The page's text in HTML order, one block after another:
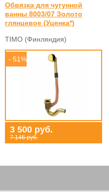
Обвязка для чугунной
ванны 8003/07 Золото
глянцевое (Уценка*)
TIMO (Финляндия)
- 51%
3 500 руб.
7 146 руб.